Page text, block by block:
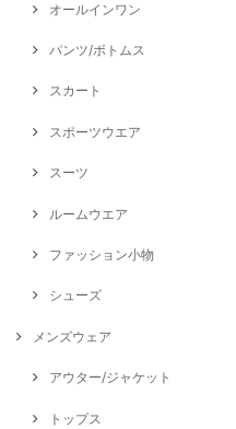
オールインワン
パンツ/ボトムス
スカート
スポーツウエア
スーツ
ルームウエア
ファッション小物
シューズ
メンズウェア
アウター/ジャケット
トップス